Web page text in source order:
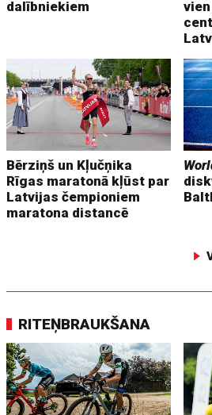
dalībniekiem
Bērziņš un Kļučņika
Rīgas maratonā kļūst par
Latvijas čempioniem
maratona distancē
RITEŅBRAUKŠANA